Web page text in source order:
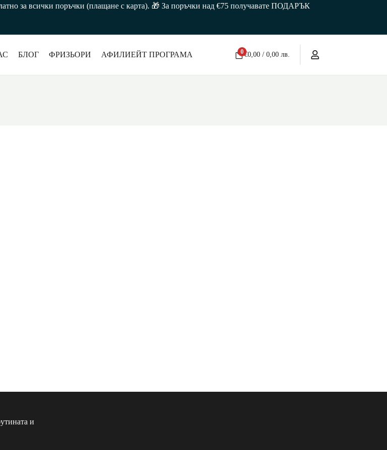
за всички поръчки (плащане с карта). 🎁 За поръчки над €75 получавате ПОДАРЪК
БЛОГ ФРИЗЬОРИ АФИЛИЕЙТ ПРОГРАМА 0€0,00/ 0,00 лв.
и